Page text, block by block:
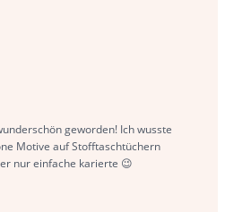
geworden! Ich wusste
Motive auf Stofftaschtüchern
nur einfache karierte 😉